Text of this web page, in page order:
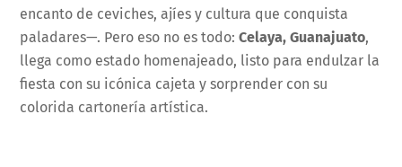
encanto de ceviches, ajíes y cultura que conquista
paladares—. Pero eso no es todo:Celaya, Guanajuato,
llega como estado homenajeado, listo para endulzar la
fiesta con su icónica cajeta y sorprender con su
colorida cartonería artística.